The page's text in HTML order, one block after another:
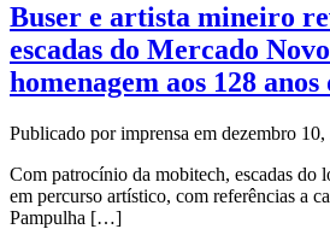
Buser e artista mineiro
escadas do Mercado
homenagem aos 128
Publicado por imprensa em dezembro 10,
Com patrocínio da mobitech, escadas do
em percurso artístico, com referências a
Pampulha […]